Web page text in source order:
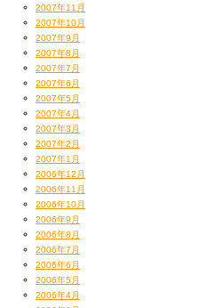
2007年11月
2007年10月
2007年9月
2007年8月
2007年7月
2007年6月
2007年5月
2007年4月
2007年3月
2007年2月
2007年1月
2006年12月
2006年11月
2006年10月
2006年9月
2006年8月
2006年7月
2006年6月
2006年5月
2006年4月